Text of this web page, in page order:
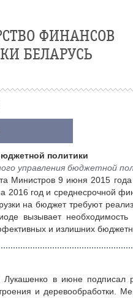
политики
управления бюджетной
Министров 9 июня 2015
2016 год и среднесрочной
на бюджет требуют
вызывает
и излишних
Лукашенко в июне
и деревообработки.